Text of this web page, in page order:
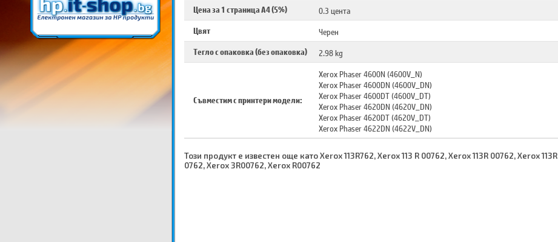
Цена за 1 страница A4 (5%)
0.3 цента
Цвят
Черен
Тегло с опаковка (без опаковка)
2.98 kg
Съвместим с принтери модели:
Xerox Phaser 4600N (4600V_N)
Xerox Phaser 4600DN (4600V_DN)
Xerox Phaser 4600DT (4600V_DT)
Xerox Phaser 4620DN (4620V_DN)
Xerox Phaser 4620DT (4620V_DT)
Xerox Phaser 4622DN (4622V_DN)
Този продукт е известен още като Xerox 113R762, Xerox 113 R 00762, Xerox 113R 00762, Xerox 113R
0762, Xerox 3R00762, Xerox R00762